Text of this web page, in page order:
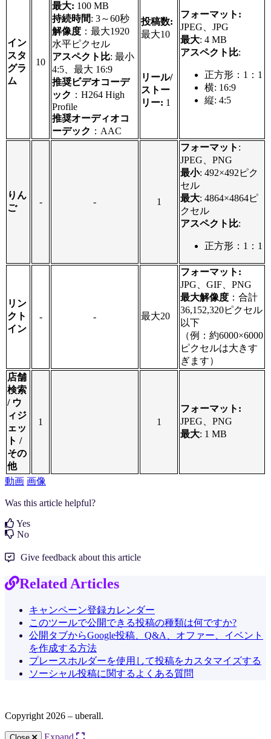
イン
スタ
グラ
ム
10
最大: 100 MB
持続時間: 3～60秒
解像度 ：最大1920
水平ピクセル
アスペクト比: 最小
4:5、最大 16:9
推奨ビデオコーデ
ック ：H264 High
Profile
推奨オーディオコ
ーデック ：AAC
投稿数:
最大10
リール/
ストー
リー: 1
フォーマット:
JPEG、JPG
最大: 4 MB
アスペクト比:
正方形：1：1
横: 16:9
縦: 4:5
りん
ご
- - 1
フォーマット :
JPEG、PNG
最小: 492×492ピク
セル
最大: 4864×4864ピ
クセル
アスペクト比:
正方形：1：1
リン
クト
イン
- - 最大20
フォーマット:
JPG、GIF、PNG
最大解像度 ：合計
36,152,320ピクセル
以下
（例：約6000×6000
ピクセルは大きす
ぎます）
店舗
検索
/ ウ
ィジ
ェッ
ト /
その
他
1 1
フォーマット:
JPEG、PNG
最大: 1 MB
動画 画像
Was this article helpful?
Yes
No
Give feedback about this article
Related Articles
キャンペーン登録カレンダー
このツールで公開できる投稿の種類は何ですか?
公開タブからGoogle投稿、Q&A、オファー、イベント
を作成する方法
プレースホルダーを使用して投稿をカスタマイズする
ソーシャル投稿に関するよくある質問
Copyright 2026 – uberall.